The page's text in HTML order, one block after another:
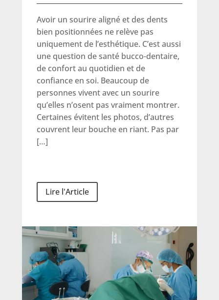
Avoir un sourire aligné et des dents
bien positionnées ne relève pas
uniquement de l’esthétique. C’est aussi
une question de santé bucco-dentaire,
de confort au quotidien et de
confiance en soi. Beaucoup de
personnes vivent avec un sourire
qu’elles n’osent pas vraiment montrer.
Certaines évitent les photos, d’autres
couvrent leur bouche en riant. Pas par
[…]
Lire l'Article